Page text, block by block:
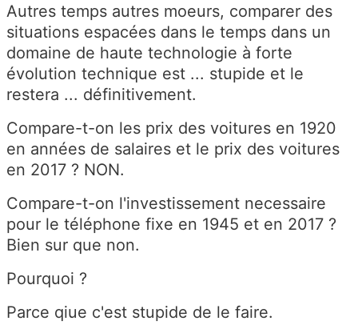
Autres temps autres moeurs, comparer des
situations espacées dans le temps dans un
domaine de haute technologie à forte
évolution technique est ... stupide et le
restera ... définitivement.
Compare-t-on les prix des voitures en 1920
en années de salaires et le prix des voitures
en 2017 ? NON.
Compare-t-on l'investissement necessaire
pour le téléphone fixe en 1945 et en 2017 ?
Bien sur que non.
Pourquoi ?
Parce qiue c'est stupide de le faire.